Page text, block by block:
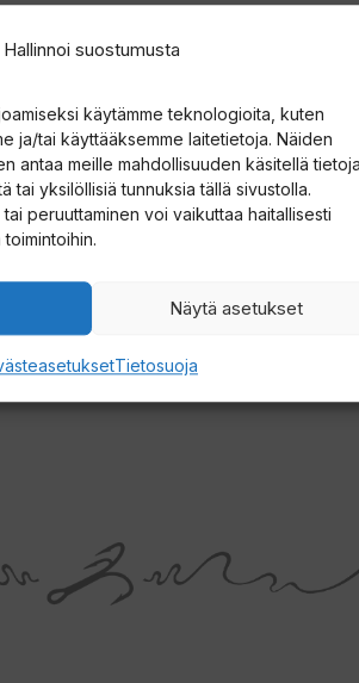
Hallinnoi suostumusta
käytämme teknologioita, kuten
ja/tai käyttääksemme laitetietoja. Näiden
antaa meille mahdollisuuden käsitellä
tai yksilöllisiä tunnuksia tällä sivustolla.
peruuttaminen voi vaikuttaa haitallisesti
Näytä asetukset
Tietosuoja